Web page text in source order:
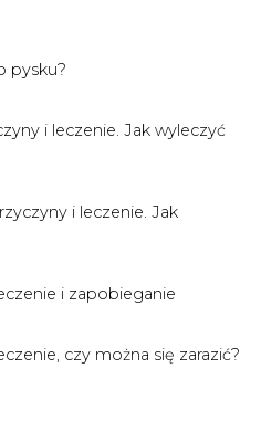
pysku?
i leczenie. Jak wyleczyć
i leczenie. Jak
i zapobieganie
czy można się zarazić?